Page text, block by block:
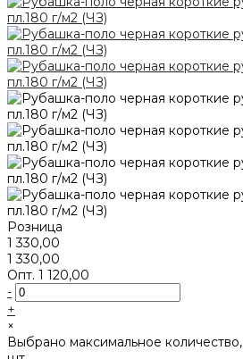
Розница
1 330,00
1 330,00
Опт. 1 120,00
-
+
×
Выбрано максимальное